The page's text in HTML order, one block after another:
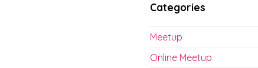
Categories
Meetup
Online Meetup